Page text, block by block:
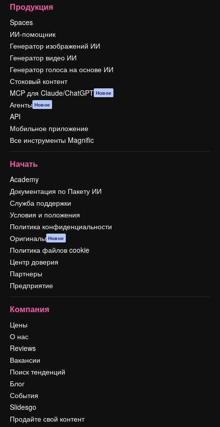
Продукция
Spaces
ИИ-помощник
Генератор изображений ИИ
Генератор видео ИИ
Генератор голоса на основе ИИ
Стоковый контент
MCP для Claude/ChatGPT Новое
Агенты Новое
API
Мобильное приложение
Все инструменты Magnific
Начать
Academy
Документация по Пакету ИИ
Служба поддержки
Условия и положения
Политика конфиденциальности
Оригиналы Новое
Политика файлов cookie
Центр доверия
Партнеры
Предприятие
Компания
Цены
О нас
Reviews
Вакансии
Поиск тенденций
Блог
События
Slidesgo
Продайте свой контент